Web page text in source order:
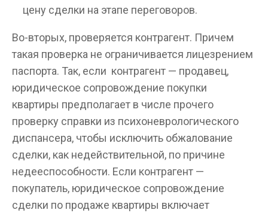
цену сделки на этапе переговоров.
Во-вторых, проверяется контрагент. Причем
такая проверка не ограничивается лицезрением
паспорта. Так, если контрагент — продавец,
юридическое сопровождение покупки
квартиры предполагает в числе прочего
проверку справки из психоневрологического
диспансера, чтобы исключить обжалование
сделки, как недействительной, по причине
недееспособности. Если контрагент —
покупатель, юридическое сопровождение
сделки по продаже квартиры включает